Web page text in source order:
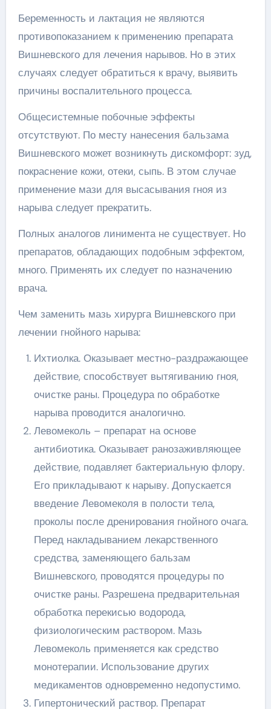
Беременность и лактация не являются
противопоказанием к применению препарата
Вишневского для лечения нарывов. Но в этих
случаях следует обратиться к врачу, выявить
причины воспалительного процесса.
Общесистемные побочные эффекты
отсутствуют. По месту нанесения бальзама
Вишневского может возникнуть дискомфорт: зуд,
покраснение кожи, отеки, сыпь. В этом случае
применение мази для высасывания гноя из
нарыва следует прекратить.
Полных аналогов линимента не существует. Но
препаратов, обладающих подобным эффектом,
много. Применять их следует по назначению
врача.
Чем заменить мазь хирурга Вишневского при
лечении гнойного нарыва:
Ихтиолка. Оказывает местно-раздражающее
действие, способствует вытягиванию гноя,
очистке раны. Процедура по обработке
нарыва проводится аналогично.
Левомеколь – препарат на основе
антибиотика. Оказывает ранозаживляющее
действие, подавляет бактериальную флору.
Его прикладывают к нарыву. Допускается
введение Левомеколя в полости тела,
проколы после дренирования гнойного очага.
Перед накладыванием лекарственного
средства, заменяющего бальзам
Вишневского, проводятся процедуры по
очистке раны. Разрешена предварительная
обработка перекисью водорода,
физиологическим раствором. Мазь
Левомеколь применяется как средство
монотерапии. Использование других
медикаментов одновременно недопустимо.
Гипертонический раствор. Препарат